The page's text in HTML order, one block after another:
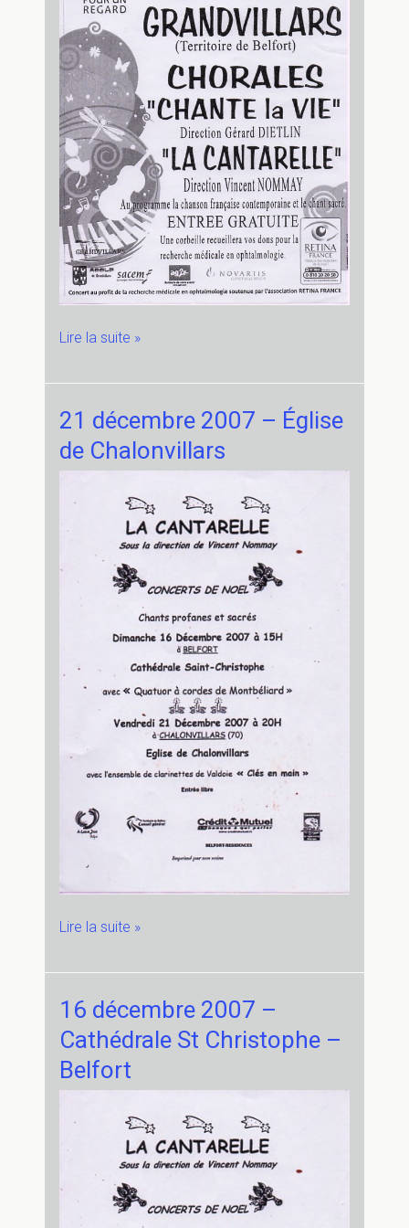
8
2008
Rétina
avec
Chante
Grandvillars
Lire la suite »
21 décembre 2007 – Église
de Chalonvillars
21
2007
Église
de
Chalonvillars
Lire la suite »
16 décembre 2007 –
Cathédrale St Christophe –
Belfort